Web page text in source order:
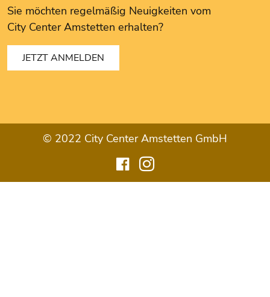
Sie möchten regelmäßig Neuigkeiten vom
City Center Amstetten erhalten?
JETZT ANMELDEN
© 2022 City Center Amstetten GmbH